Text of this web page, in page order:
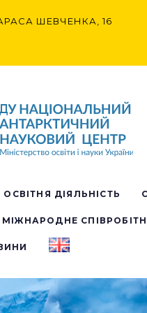
ШЕВЧЕНКА, 16
ОСВІТНЯ ДІЯЛЬНІСТЬ
МІЖНАРОДНЕ